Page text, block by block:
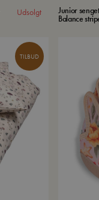
Udsolgt Junior
Balance
TILBUD